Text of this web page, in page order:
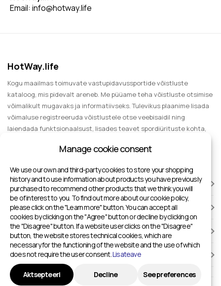
Email: info@hotway.life
HotWay.life
Kogu maailmas toimuvate vastupidavussportide võistluste
kataloog, mis pidevalt areneb. Me püüame teha võistluste otsimise
võimalikult mugavaks ja informatiivseks. Tulevikus plaanime lisada
võimaluse registreeruda võistlustele otse veebisaidil ning
laiendada funktsionaalsust, lisades teavet spordiürituste kohta,
VÕISTLUSED
SPORDIRAJATISED
LISA HOTWAY.LIFE’I
TEAVE
Manage cookie consent
We use our own and third-party cookies to store your shopping
history and to use information about products you have previously
purchased to recommend other products that we think you will
be of interest to you. To find out more about our cookie policy,
please click on the "Learn more" button. You can accept all
cookies by clicking on the "Agree" button or decline by clicking on
the "Disagree" button. If a website user clicks on the "Disagree"
button, the website stores technical cookies, which are
necessary for the functioning of the website and the use of which
does not require the user consent.Lisateave
Aktsepteeri Decline See preferences